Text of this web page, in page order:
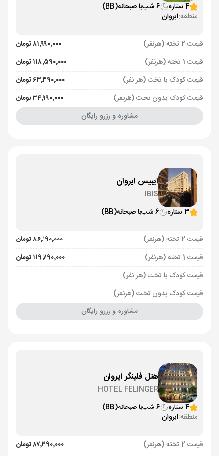
4 ستاره 6 شب با صبحانه(BB)
منطقه:ایروان
قیمت 2 تخته (هرنفر)
۸۱٬۹۹۰٬۰۰۰ تومان
قیمت 1 تخته (هرنفر)
۱۱۸٬۵۹۰٬۰۰۰ تومان
قیمت کودک با تخت (هر نفر)
۶۳٬۳۹۰٬۰۰۰ تومان
قیمت کودک بدون تخت (هرنفر)
۳۴٬۹۹۰٬۰۰۰ تومان
مشاوره و رزرو رایگان
ایبیس ایروان
IBIS
3 ستاره
6 شب با صبحانه(BB)
قیمت 2 تخته (هرنفر)
۸۶٬۱۹۰٬۰۰۰ تومان
قیمت 1 تخته (هرنفر)
۱۱۹٬۷۹۰٬۰۰۰ تومان
قیمت کودک با تخت (هر نفر)
قیمت کودک بدون تخت (هرنفر)
مشاوره و رزرو رایگان
هتل فلینگر ایروان
HOTEL FELINGER
4 ستاره
6 شب با صبحانه(BB)
منطقه:ایروان
قیمت 2 تخته (هرنفر)
۸۷٬۳۹۰٬۰۰۰ تومان